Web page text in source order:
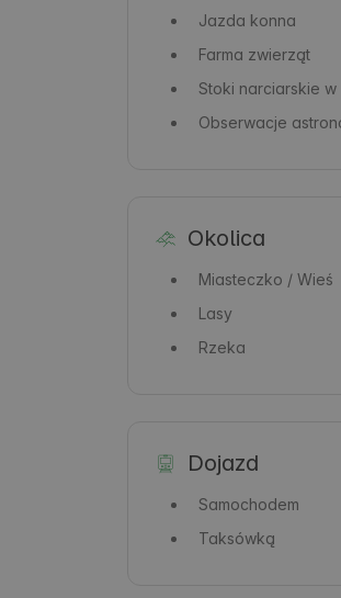
Jazda konna
Farma zwierząt
Stoki narciarskie
Obserwacje
Okolica
Miasteczko / Wieś
Lasy
Rzeka
Dojazd
Samochodem
Taksówką